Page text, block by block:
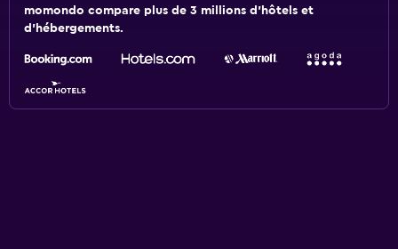
momondo compare plus de 3 millions d'hôtels et
d'hébergements.